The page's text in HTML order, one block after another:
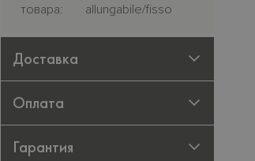
товара
allungabile/fisso
Доставка
Оплата
Гарантия